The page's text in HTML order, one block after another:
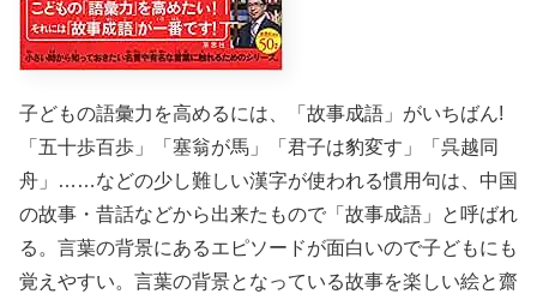
子どもの語彙力を高めるには、「故事成語」がいちばん!
「五十歩百歩」「塞翁が馬」「君子は豹変す」「呉越同
舟」……などの少し難しい漢字が使われる慣用句は、中国
の故事・昔話などから出来たもので「故事成語」と呼ばれ
る。言葉の背景にあるエピソードが面白いので子どもにも
覚えやすい。言葉の背景となっている故事を楽しい絵と齋